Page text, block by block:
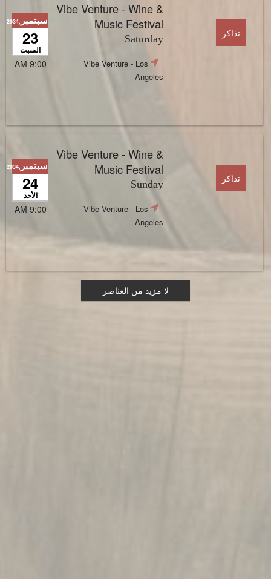
Vibe Venture - Wine &
Music Festival
Saturday
سبتمبر ,2034
23
السبت
9:00 AM Vibe Venture - Los
Angeles
تذاكر
Vibe Venture - Wine &
Music Festival
Sunday
سبتمبر ,2034
24
الأحد
9:00 AM Vibe Venture - Los
Angeles
تذاكر
لا مزيد من العناصر